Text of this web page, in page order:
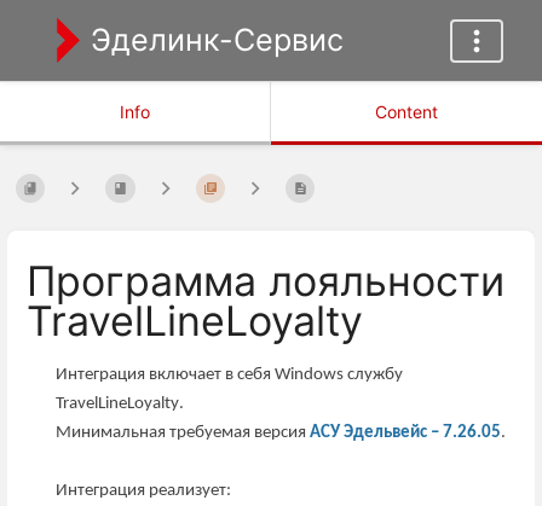
Эделинк-Сервис
Info Content
Программа лояльности
TravelLineLoyalty
Интеграция включает в себя Windows службу
TravelLineLoyalty.
Минимальная требуемая версия АСУ Эдельвейс – 7.26.05.
Интеграция реализует: